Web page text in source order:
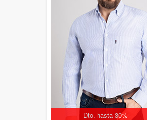
Dto. hasta 30%